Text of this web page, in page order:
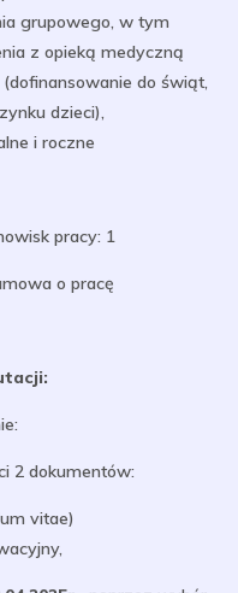
grupowego, w tym
z opieką medyczną
do świąt,
dzieci),
i roczne
pracy: 1
o pracę
2 dokumentów:
vitae)